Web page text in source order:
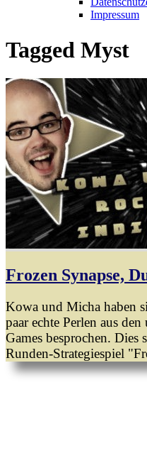
Impressum
Tagged Myst
Frozen Synapse,
Kowa und Micha haben
paar echte Perlen aus
Games besprochen. Dies
Runden-Strategiespiel